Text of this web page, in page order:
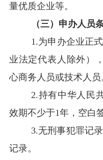
量优质企业等。
（三）申办人员
1.为申办企业正
业法定代表人除外）
心商务人员或技术人员
2.持有中华人民
效期不少于1年，空白
3.无刑事犯罪记
记录。